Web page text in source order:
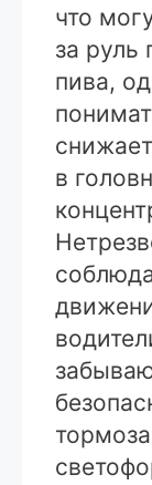
что
за руль
пива,
в